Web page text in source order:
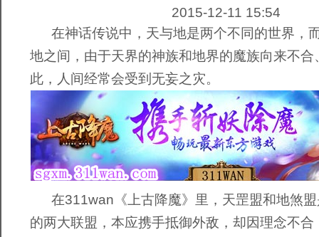
2015-12-11 15:54
在神话传说中，天与地是两个不同的世界，
地之间，由于天界的神族和地界的魔族向来不合
此，人间经常会受到无妄之灾。
在311wan《上古降魔》里，天罡盟和地煞盟
的两大联盟，本应携手抵御外敌，却因理念不